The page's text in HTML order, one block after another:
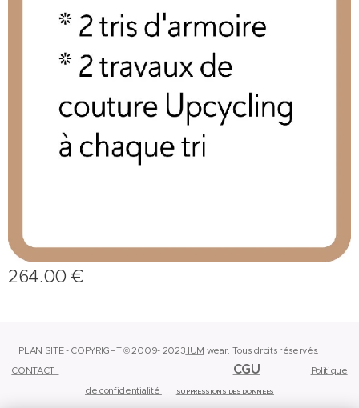
264.00 €
PLAN SITE - COPYRIGHT © 2009- 2023 IUM wear. Tous droits réservés.
CONTACT
CGU
Politique
de confidentialité
SUPPRESSIONS DES DONNEES